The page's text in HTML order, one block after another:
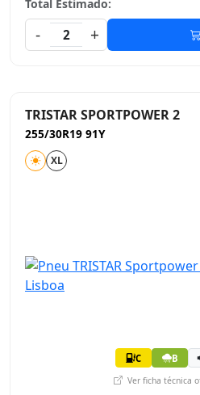
Total Estimado:
-
2 +
TRISTAR SPORTPOWER 2
255/30R19 91Y
XL
C B
Ver ficha técnica